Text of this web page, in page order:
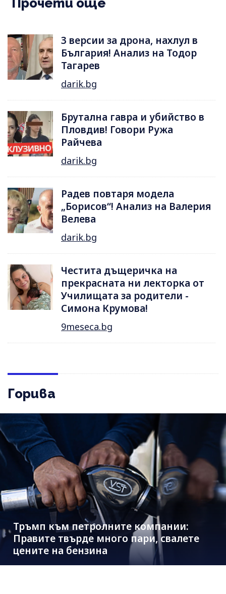
3 версии за дрона, нахлул в
България! Анализ на Тодор
Тагарев
darik.bg
Брутална гавра и убийство в
Пловдив! Говори Ружа
Райчева
darik.bg
Радев повтаря модела
„Борисов“! Анализ на Валерия
Велева
darik.bg
Честита дъщеричка на
прекрасната ни лекторка от
Училищата за родители -
Симона Крумова!
9meseca.bg
Горива
Тръмп към петролните компании:
Правите твърде много пари, свалете
цените на бензина